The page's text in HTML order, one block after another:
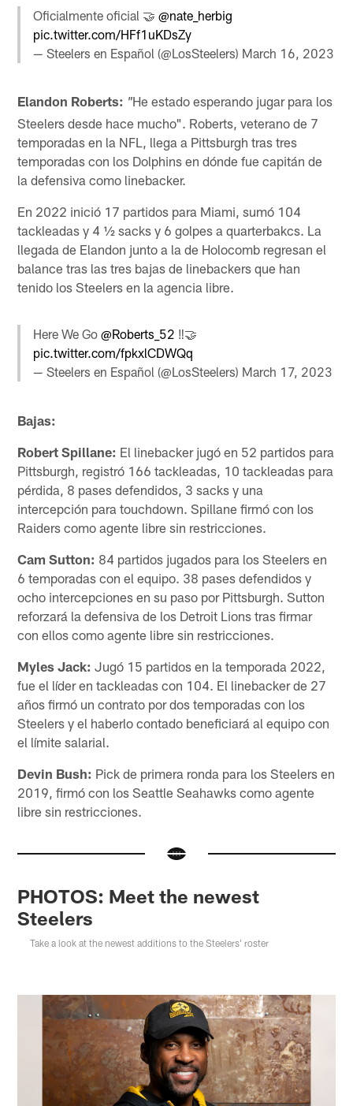
Oficialmente oficial 🤝@nate_herbig
pic.twitter.com/HFf1uKDsZy
— Steelers en Español (@LosSteelers) March 16, 2023
Elandon Roberts: "He estado esperando jugar para los
Steelers desde hace mucho". Roberts, veterano de 7
temporadas en la NFL, llega a Pittsburgh tras tres
temporadas con los Dolphins en dónde fue capitán de
la defensiva como linebacker.
En 2022 inició 17 partidos para Miami, sumó 104
tackleadas y 4 ½ sacks y 6 golpes a quarterbakcs. La
llegada de Elandon junto a la de Holocomb regresan el
balance tras las tres bajas de linebackers que han
tenido los Steelers en la agencia libre.
Here We Go@Roberts_52 ‼️🤝
pic.twitter.com/fpkxlCDWQq
— Steelers en Español (@LosSteelers) March 17, 2023
Bajas:
Robert Spillane: El linebacker jugó en 52 partidos para
Pittsburgh, registró 166 tackleadas, 10 tackleadas para
pérdida, 8 pases defendidos, 3 sacks y una
intercepción para touchdown. Spillane firmó con los
Raiders como agente libre sin restricciones.
Cam Sutton: 84 partidos jugados para los Steelers en
6 temporadas con el equipo. 38 pases defendidos y
ocho intercepciones en su paso por Pittsburgh. Sutton
reforzará la defensiva de los Detroit Lions tras firmar
con ellos como agente libre sin restricciones.
Myles Jack: Jugó 15 partidos en la temporada 2022,
fue el líder en tackleadas con 104. El linebacker de 27
años firmó un contrato por dos temporadas con los
Steelers y el haberlo contado beneficiará al equipo con
el límite salarial.
Devin Bush: Pick de primera ronda para los Steelers en
2019, firmó con los Seattle Seahawks como agente
libre sin restricciones.
PHOTOS: Meet the newest
Steelers
Take a look at the newest additions to the Steelers' roster